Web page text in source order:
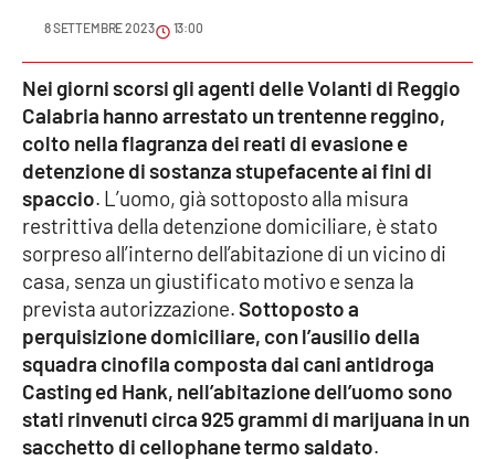
Meteo
Editoriali
VIDEO
Ambiente
Cronaca
Cultura
Economia e Lavoro
8 SETTEMBRE 2023 13:00
Nei giorni scorsi gli agenti delle Volanti di Reggio
Calabria hanno arrestato un trentenne reggino,
colto nella flagranza dei reati di evasione e
detenzione di sostanza stupefacente ai fini di
spaccio. L’uomo, già sottoposto alla misura
restrittiva della detenzione domiciliare, è stato
sorpreso all’interno dell’abitazione di un vicino di
casa, senza un giustificato motivo e senza la
prevista autorizzazione.Sottoposto a
perquisizione domiciliare, con l’ausilio della
squadra cinofila composta dai cani antidroga
Casting ed Hank, nell’abitazione dell’uomo sono
stati rinvenuti circa 925 grammi di marijuana in un
sacchetto di cellophane termo saldato.